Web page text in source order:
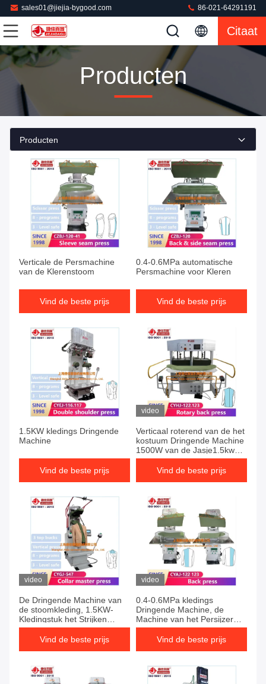
sales01@jiejia-bygood.com 86-021-64291191
Citaat
Producten
Producten
Verticale de Persmachine
van de Klerenstoom
Vind de beste prijs
0.4-0.6MPa automatische
Persmachine voor Kleren
Vind de beste prijs
1.5KW kledings Dringende
Machine
Vind de beste prijs
video
Verticaal roterend van de het
kostuum Dringende Machine
1500W van de Jasje1.5kw
Kleding van de de
stoomkamer de
Vind de beste prijs
video
De Dringende Machine van
de stoomkleding, 1.5KW-
Kledingstuk het Strijken
Dringende Machine
Vind de beste prijs
video
0.4-0.6MPa kledings
Dringende Machine, de
Machine van het Persijzer
voor Kleren
Vind de beste prijs